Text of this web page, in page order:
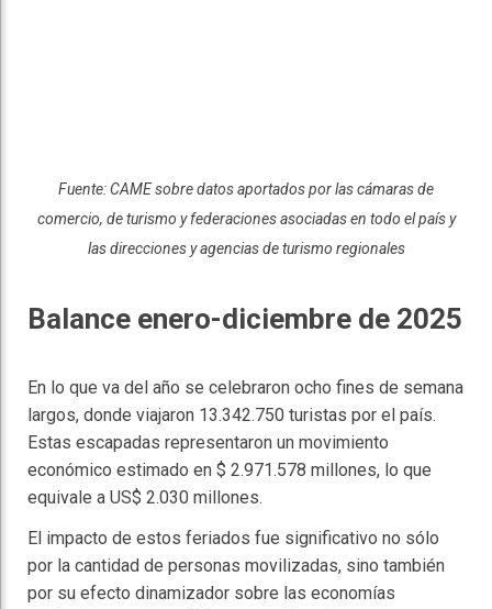
Fuente: CAME sobre datos aportados por las cámaras de
comercio, de turismo y federaciones asociadas en todo el país y
las direcciones y agencias de turismo regionales
Balance enero-diciembre de 2025
En lo que va del año se celebraron ocho fines de semana
largos, donde viajaron 13.342.750 turistas por el país.
Estas escapadas representaron un movimiento
económico estimado en $ 2.971.578 millones, lo que
equivale a US$ 2.030 millones.
El impacto de estos feriados fue significativo no sólo
por la cantidad de personas movilizadas, sino también
por su efecto dinamizador sobre las economías